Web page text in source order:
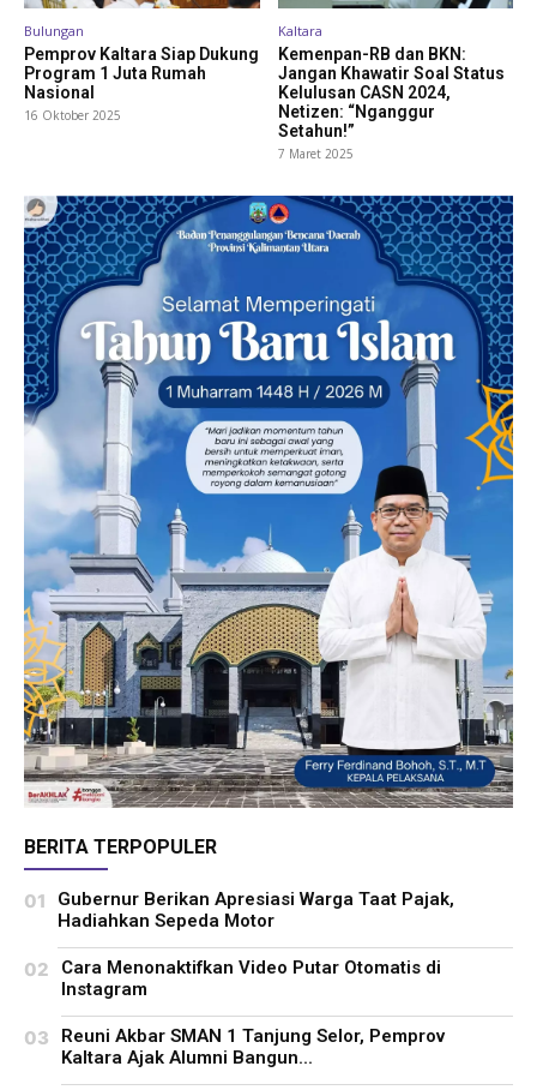
Bulungan
Pemprov Kaltara Siap Dukung
Program 1 Juta Rumah
Nasional
16 Oktober 2025
Kaltara
Kemenpan-RB dan BKN:
Jangan Khawatir Soal Status
Kelulusan CASN 2024,
Netizen: “Nganggur
Setahun!”
7 Maret 2025
BERITA TERPOPULER
Gubernur Berikan Apresiasi Warga Taat Pajak,
Hadiahkan Sepeda Motor
Cara Menonaktifkan Video Putar Otomatis di
Instagram
Reuni Akbar SMAN 1 Tanjung Selor, Pemprov
Kaltara Ajak Alumni Bangun...